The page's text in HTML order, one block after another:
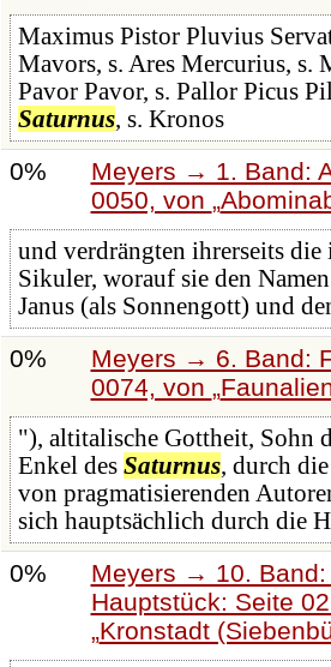
Maximus Pistor Pluvius
Mavors, s. Ares Mercurius, s.
Pavor Pavor, s. Pallor Picus
Saturnus, s. Kronos
0%
Meyers → 1. Band:
0050, von
und verdrängten ihrerseits
Sikuler, worauf sie den
Janus (als Sonnengott) und
0%
Meyers → 6. Band:
0074, von
"), altitalische Gottheit, Sohn
Enkel des Saturnus, durch
von pragmatisierenden
sich hauptsächlich durch die
0%
Meyers → 10.
Hauptstück: Seite
Kronstadt